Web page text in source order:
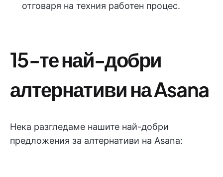
отговаря на техния работен процес.
15-те най-добри
алтернативи на Asana
Нека разгледаме нашите най-добри
предложения за алтернативи на Asana: